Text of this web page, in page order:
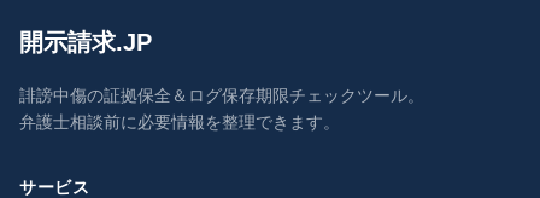
開示請求.JP
誹謗中傷の証拠保全＆ログ保存期限チェックツール。
弁護士相談前に必要情報を整理できます。
サービス